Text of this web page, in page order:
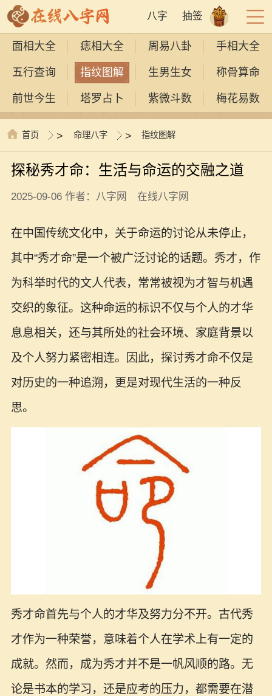
八字 抽签
面相大全 痣相大全 周易八卦 手相大全
五行查询 指纹图解 生男生女 称骨算命
前世今生 塔罗占卜 紫微斗数 梅花易数
首页 > 命理八字 > 指纹图解
探秘秀才命：生活与命运的交融之道
2025-09-06 作者：八字网 在线八字网
在中国传统文化中，关于命运的讨论从未停止，
其中“秀才命”是一个被广泛讨论的话题。秀才，作
为科举时代的文人代表，常常被视为才智与机遇
交织的象征。这种命运的标识不仅与个人的才华
息息相关，还与其所处的社会环境、家庭背景以
及个人努力紧密相连。因此，探讨秀才命不仅是
对历史的一种追溯，更是对现代生活的一种反
思。
秀才命首先与个人的才华及努力分不开。古代秀
才作为一种荣誉，意味着个人在学术上有一定的
成就。然而，成为秀才并不是一帆风顺的路。无
论是书本的学习，还是应考的压力，都需要在潜